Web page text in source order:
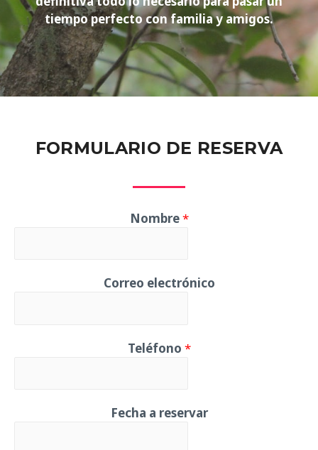
tiempo perfecto con familia y amigos.
FORMULARIO DE RESERVA
Nombre*
Correo electrónico
Teléfono *
Fecha a reservar